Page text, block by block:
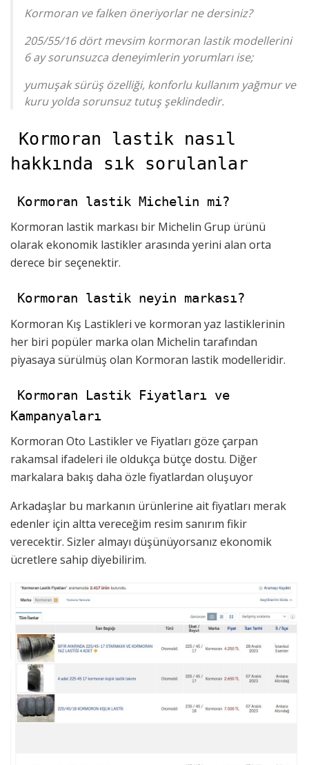
Kormoran ve falken öneriyorlar ne dersiniz?
205/55/16 dört mevsim kormoran lastik modellerini
6 ay sorunsuzca deneyimlerin yorumları ise;
yumuşak sürüş özelliği, konforlu kullanım yağmur ve
kuru yolda sorunsuz tutuş şeklindedir.
Kormoran lastik nasıl
hakkında sık sorulanlar
Kormoran lastik Michelin mi?
Kormoran lastik markası bir Michelin Grup ürünü
olarak ekonomik lastikler arasında yerini alan orta
derece bir seçenektir.
Kormoran lastik neyin markası?
Kormoran Kış Lastikleri ve kormoran yaz lastiklerinin
her biri popüler marka olan Michelin tarafından
piyasaya sürülmüş olan Kormoran lastik modelleridir.
Kormoran Lastik Fiyatları ve
Kampanyaları
Kormoran Oto Lastikler ve Fiyatları göze çarpan
rakamsal ifadeleri ile oldukça bütçe dostu. Diğer
markalara bakış daha özle fiyatlardan oluşuyor
Arkadaşlar bu markanın ürünlerine ait fiyatları merak
edenler için altta vereceğim resim sanırım fikir
verecektir. Sizler almayı düşünüyorsanız ekonomik
ücretlere sahip diyebilirim.